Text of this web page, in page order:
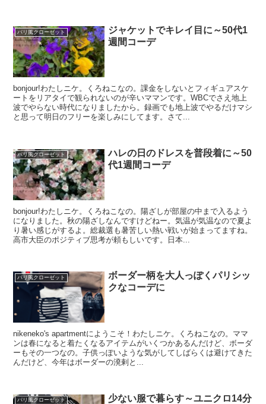
パリ風クローゼット
ジャケットでキレイ目に～50代1
週間コーデ
bonjour!わたしニケ。くろねこなの。課金をしないとフィギュアスケ
ートをリアタイで観られないのが辛いママンです。WBCでさえ地上
波でやらない時代になりましたから。録画でも地上波でやるだけマシ
と思って明日のフリーを楽しみにしてます。さて...
パリ風クローゼット
ハレの日のドレスを普段着に～50
代1週間コーデ
bonjour!わたしニケ。くろねこなの。陽ざしが部屋の中まで入るよう
になりました。秋の陽ざしなんですけどねー。気温が気温なので夏よ
り暑い感じがするよ。総裁選も暑苦しい熱い戦いが始まってますね。
高市大臣のポジティブ思考が頼もしいです。日本...
パリ風クローゼット
ボーダー柄を大人っぽくパリシッ
クなコーデに
nikeneko's apartmentにようこそ！わたしニケ。くろねこなの。ママ
ンは春になると着たくなるアイテムがいくつかあるんだけど、ボーダ
ーもその一つなの。子供っぽいような気がしてしばらくは避けてきた
んだけど、今年はボーダーの溌剌と...
パリ風クローゼット
少ない服で暮らす～ユニクロ14分